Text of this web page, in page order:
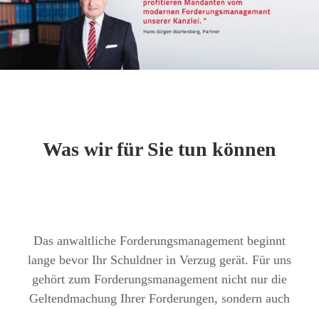
Was wir für Sie tun können
Das anwaltliche Forderungsmanagement beginnt
lange bevor Ihr Schuldner in Verzug gerät. Für uns
gehört zum Forderungsmanagement nicht nur die
Geltendmachung Ihrer Forderungen, sondern auch